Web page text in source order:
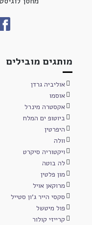
מותגים מובילים
אוליביה גרדן
אוסמו
אקסטרה מינרל
ביוטופ ים המלח
היפרטין
וולה
ויקטוריה סיקרט
לה בוטה
מון פלטין
מרוקאן אויל
סקסי הייר ג'ון סטייל
פול מיטשל
קרייזי קולור